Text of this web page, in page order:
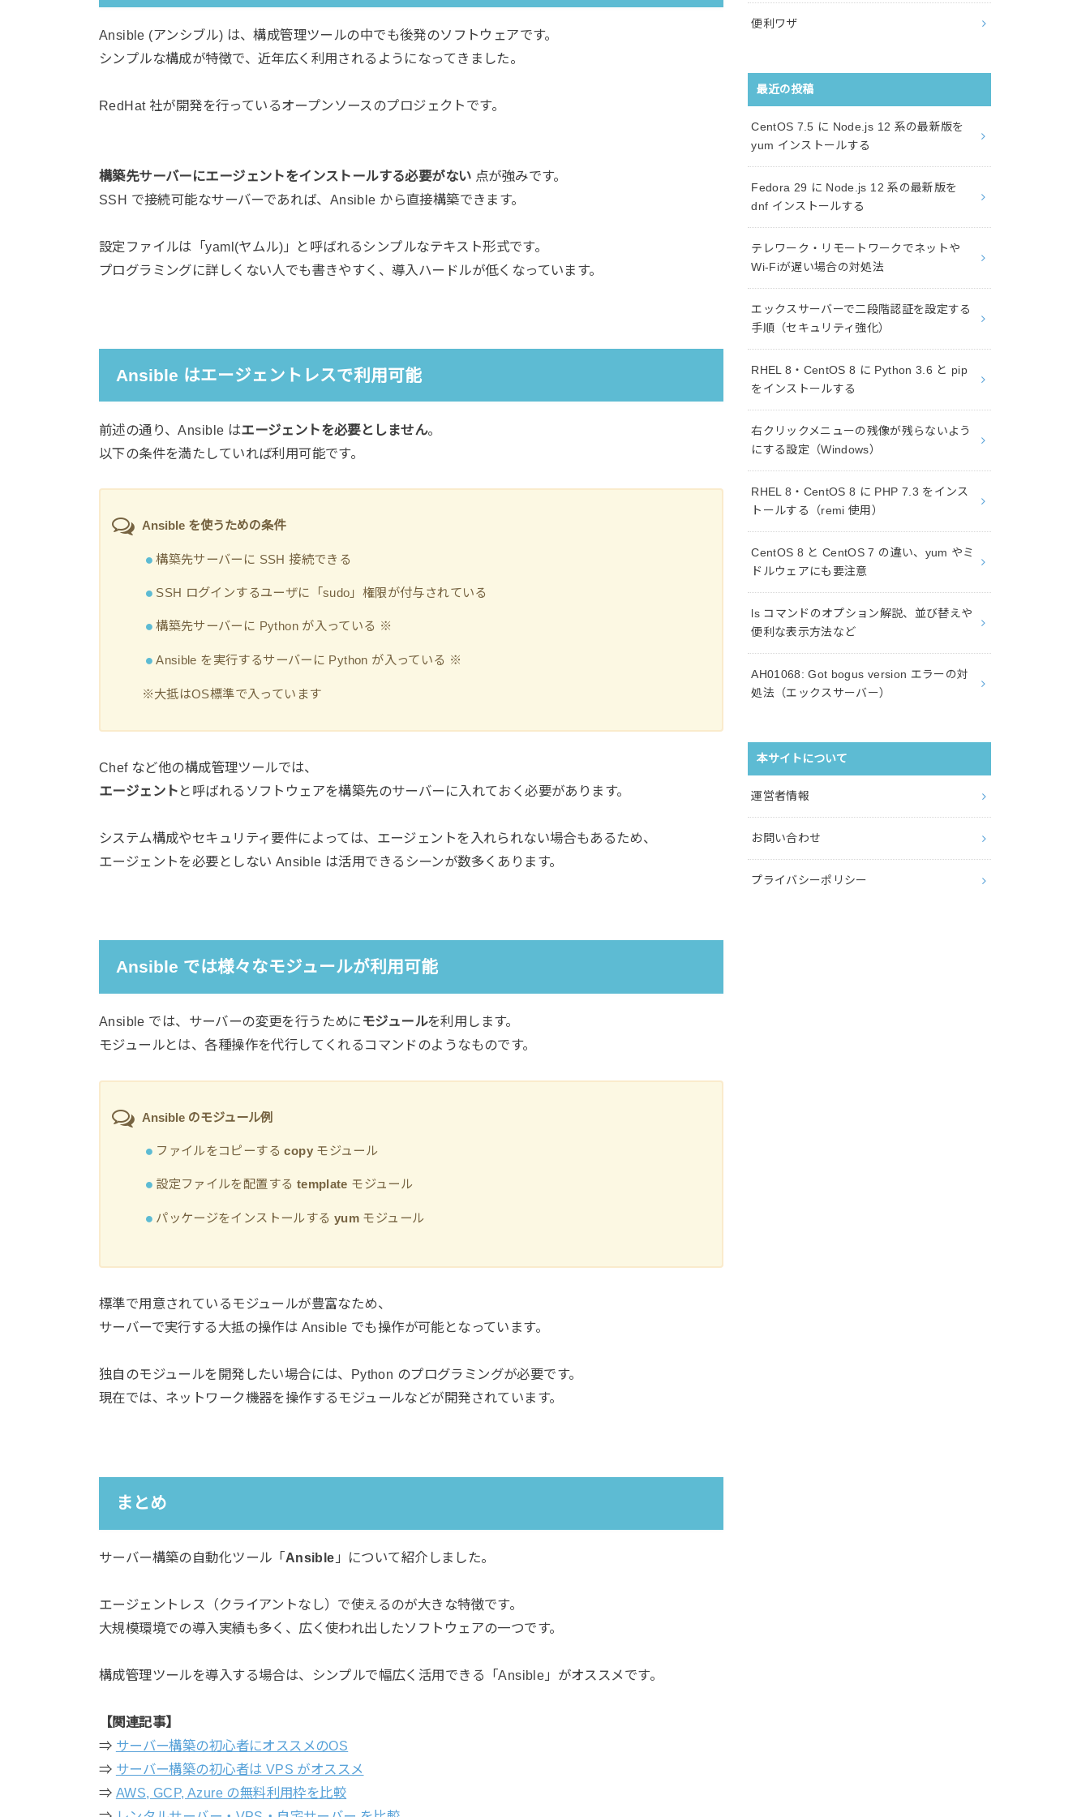
Ansible (アンシブル) は、構成管理ツールの中でも後発のソフトウェアです。
シンプルな構成が特徴で、近年広く利用されるようになってきました。
RedHat 社が開発を行っているオープンソースのプロジェクトです。
構築先サーバーにエージェントをインストールする必要がない 点が強みです。
SSH で接続可能なサーバーであれば、Ansible から直接構築できます。
設定ファイルは「yaml(ヤムル)」と呼ばれるシンプルなテキスト形式です。
プログラミングに詳しくない人でも書きやすく、導入ハードルが低くなっています。
Ansible はエージェントレスで利用可能
前述の通り、Ansible はエージェントを必要としません。
以下の条件を満たしていれば利用可能です。
Ansible を使うための条件
構築先サーバーに SSH 接続できる
SSH ログインするユーザに「sudo」権限が付与されている
構築先サーバーに Python が入っている ※
Ansible を実行するサーバーに Python が入っている ※
※大抵はOS標準で入っています
Chef など他の構成管理ツールでは、
エージェント と呼ばれるソフトウェアを構築先のサーバーに入れておく必要があります。
システム構成やセキュリティ要件によっては、エージェントを入れられない場合もあるため、
エージェントを必要としない Ansible は活用できるシーンが数多くあります。
Ansible では様々なモジュールが利用可能
Ansible では、サーバーの変更を行うために モジュールを利用します。
モジュールとは、各種操作を代行してくれるコマンドのようなものです。
Ansible のモジュール例
ファイルをコピーするcopyモジュール
設定ファイルを配置する template モジュール
パッケージをインストールする yum モジュール
標準で用意されているモジュールが豊富なため、
サーバーで実行する大抵の操作は Ansible でも操作が可能となっています。
独自のモジュールを開発したい場合には、Python のプログラミングが必要です。
現在では、ネットワーク機器を操作するモジュールなどが開発されています。
まとめ
サーバー構築の自動化ツール「 Ansible 」について紹介しました。
エージェントレス（クライアントなし）で使えるのが大きな特徴です。
大規模環境での導入実績も多く、広く使われ出したソフトウェアの一つです。
構成管理ツールを導入する場合は、シンプルで幅広く活用できる「Ansible」がオススメです。
【関連記事】
⇒ サーバー構築の初心者にオススメのOS
⇒ サーバー構築の初心者は VPS がオススメ
⇒ AWS, GCP, Azure の無料利用枠を比較
便利ワザ
最近の投稿
CentOS 7.5 に Node.js 12 系の最新版を
yum インストールする
Fedora 29 に Node.js 12 系の最新版を
dnf インストールする
テレワーク・リモートワークでネットや
Wi-Fiが遅い場合の対処法
エックスサーバーで二段階認証を設定する
手順（セキュリティ強化）
RHEL 8・CentOS 8 に Python 3.6 と pip
をインストールする
右クリックメニューの残像が残らないよう
にする設定（Windows）
RHEL 8・CentOS 8 に PHP 7.3 をインス
トールする（remi 使用）
CentOS 8 と CentOS 7 の違い、yum やミ
ドルウェアにも要注意
ls コマンドのオプション解説、並び替えや
便利な表示方法など
AH01068: Got bogus version エラーの対
処法（エックスサーバー）
本サイトについて
運営者情報
お問い合わせ
プライバシーポリシー